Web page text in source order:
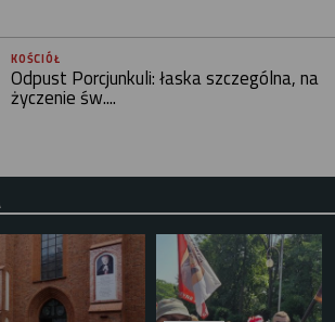
KOŚCIÓŁ
Odpust Porcjunkuli: łaska szczególna, na
życzenie św....